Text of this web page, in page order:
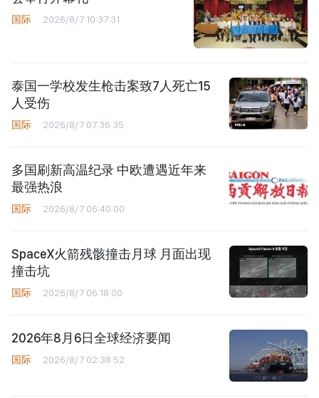
国际 2026/8/7 10:37:31
泰国一学校发生枪击案致7人死亡15
人受伤
国际 2026/8/7 07:36:35
多国刷新高温纪录 中欧遭遇近年来
最强热浪
国际 2026/8/7 06:40:00
SpaceX火箭残骸撞击月球 月面出现
撞击坑
国际 2026/8/7 06:18:00
2026年8月6日全球经济要闻
国际 2026/8/7 02:38:52